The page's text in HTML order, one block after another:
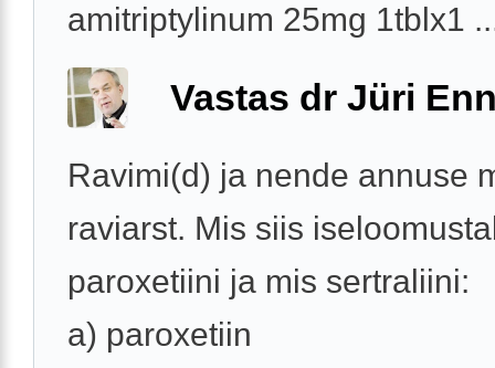
amitriptylinum 25mg 1tblx1
Vastas dr Jüri
Ravimi(d) ja nende annuse
raviarst. Mis siis
paroxetiini ja mis sertraliini:
a) paroxetiin